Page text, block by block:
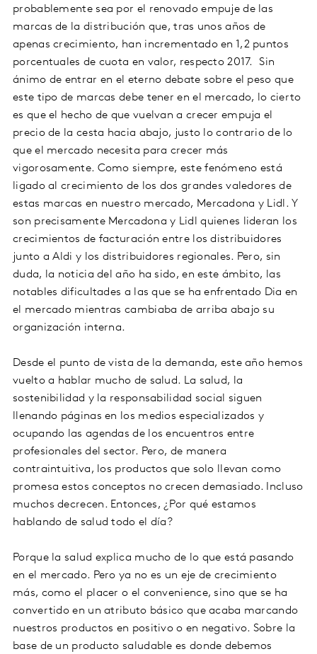
probablemente sea por el renovado empuje de las
marcas de la distribución que, tras unos años de
apenas crecimiento, han incrementado en 1,2 puntos
porcentuales de cuota en valor, respecto 2017. Sin
ánimo de entrar en el eterno debate sobre el peso que
este tipo de marcas debe tener en el mercado, lo cierto
es que el hecho de que vuelvan a crecer empuja el
precio de la cesta hacia abajo, justo lo contrario de lo
que el mercado necesita para crecer más
vigorosamente. Como siempre, este fenómeno está
ligado al crecimiento de los dos grandes valedores de
estas marcas en nuestro mercado, Mercadona y Lidl. Y
son precisamente Mercadona y Lidl quienes lideran los
crecimientos de facturación entre los distribuidores
junto a Aldi y los distribuidores regionales. Pero, sin
duda, la noticia del año ha sido, en este ámbito, las
notables dificultades a las que se ha enfrentado Dia en
el mercado mientras cambiaba de arriba abajo su
organización interna.
Desde el punto de vista de la demanda, este año hemos
vuelto a hablar mucho de salud. La salud, la
sostenibilidad y la responsabilidad social siguen
llenando páginas en los medios especializados y
ocupando las agendas de los encuentros entre
profesionales del sector. Pero, de manera
contraintuitiva, los productos que solo llevan como
promesa estos conceptos no crecen demasiado. Incluso
muchos decrecen. Entonces, ¿Por qué estamos
hablando de salud todo el día?
Porque la salud explica mucho de lo que está pasando
en el mercado. Pero ya no es un eje de crecimiento
más, como el placer o el convenience, sino que se ha
convertido en un atributo básico que acaba marcando
nuestros productos en positivo o en negativo. Sobre la
base de un producto saludable es donde debemos